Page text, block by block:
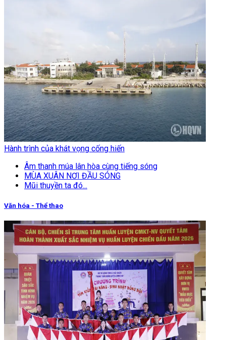
Hành trình của khát vọng cống hiến
Âm thanh múa lân hòa cùng tiếng sóng
MÙA XUÂN NƠI ĐẦU SÓNG
Mũi thuyền ta đó...
Văn hóa - Thể thao